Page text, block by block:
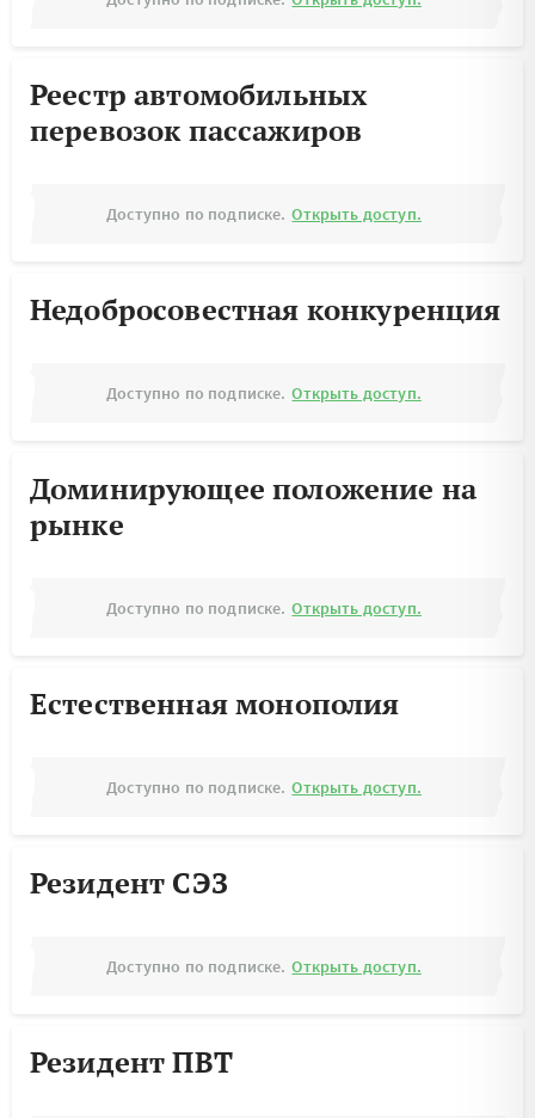
Реестр автомобильных
перевозок пассажиров
Доступно по подписке. Открыть доступ.
Недобросовестная конкуренция
Доступно по подписке. Открыть доступ.
Доминирующее положение на
рынке
Доступно по подписке. Открыть доступ.
Естественная монополия
Доступно по подписке. Открыть доступ.
Резидент СЭЗ
Доступно по подписке. Открыть доступ.
Резидент ПВТ